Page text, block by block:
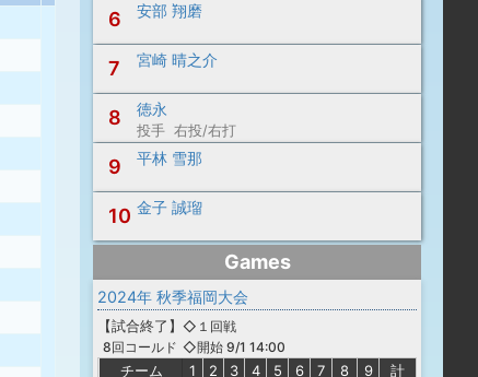
6 安部 翔磨
7 宮崎 晴之介
8 徳永
投手 右投/右打
9 平林 雪那
10 金子 誠瑠
Games
2024年 秋季福岡大会
【試合終了 】
8回コールド
◇１回戦
◇開始 9/1 14:00
チーム 1 2 3 4 5 6 7 8 9
計